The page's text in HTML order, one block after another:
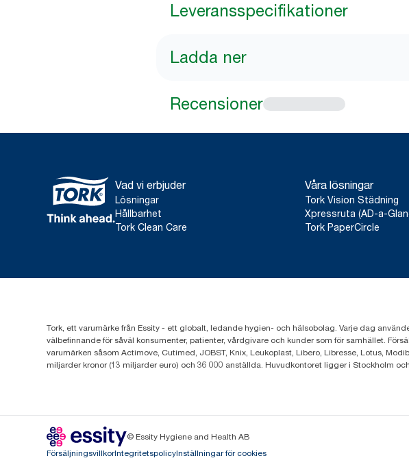
Leveransspecifikationer
Ladda ner
Recensioner
Vad vi erbjuder
Lösningar
Hållbarhet
Tork Clean Care
Våra lösningar
Tork Vision Städning
Xpressruta (AD-a-
Tork PaperCircle
Tork, ett varumärke från Essity - ett globalt, ledande hygien- och hälsobolag. Varje dag
välbefinnande för såväl konsumenter, patienter, vårdgivare och kunder som för samhället.
varumärken såsom Actimove, Cutimed, JOBST, Knix, Leukoplast, Libero, Libresse, Lotus,
miljarder kronor (13 miljarder euro) och 36 000 anställda. Huvudkontoret ligger i Stockholm
© Essity Hygiene and Health AB
FörsäljningsvillkorIntegritetspolicyInställningar för cookies